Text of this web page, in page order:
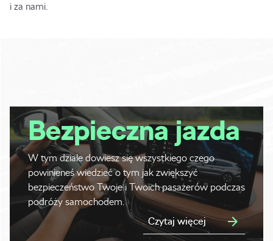
i za nami.
Bezpieczna jazda
W tym dziale dowiesz się wszystkiego czego
powinieneś wiedzieć o tym jak zwiększyć
bezpieczeństwo Twoje i Twoich pasażerów podczas
podróży samochodem.
Czytaj więcej